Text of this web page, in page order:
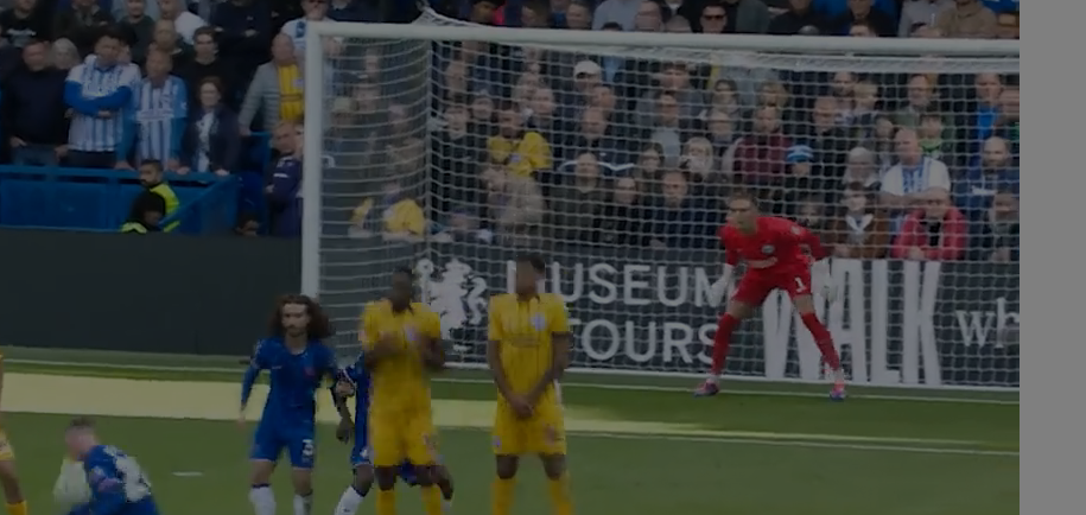
League med Viaplay Total
for hele familien, fra barnas favoritter til sport i verdensklasse – og et stort utvalg
League, Formel 1, vintersport og mye mer – hvor du vil, når du vil. Perfekt for
deg som ikke vil gå glipp av noe!
Kjøp Telia X + Viaplay Total
TV-kunde? Få Premier League til 749,-/md.